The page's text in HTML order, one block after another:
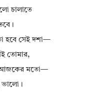
চালাতে
হবে সেই দশা—
তোমার,
আজকের মতো—
ভালো।